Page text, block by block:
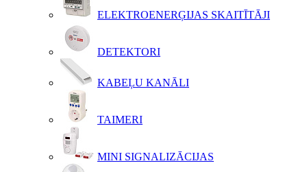
ELEKTROENERĢIJAS SKAITĪTĀJI
DETEKTORI
KABEĻU KANĀLI
TAIMERI
MINI SIGNALIZĀCIJAS